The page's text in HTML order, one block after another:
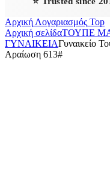
Αρχική Λογαριασμός Top
Αρχική σελίδαΤΟΥΠΕ
ΓΥΝΑΙΚΕΙΑΓυναικείο
Αραίωση 613#